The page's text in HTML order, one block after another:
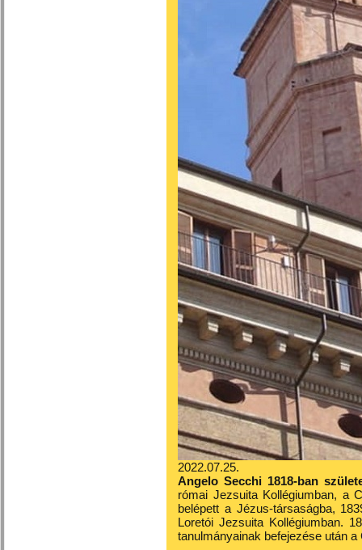
2022.07.25.
Angelo Secchi 1818-ban
római Jezsuita Kollégiumban, a
belépett a Jézus-társaságba,
Loretói Jezsuita Kollégiumban.
tanulmányainak befejezése után